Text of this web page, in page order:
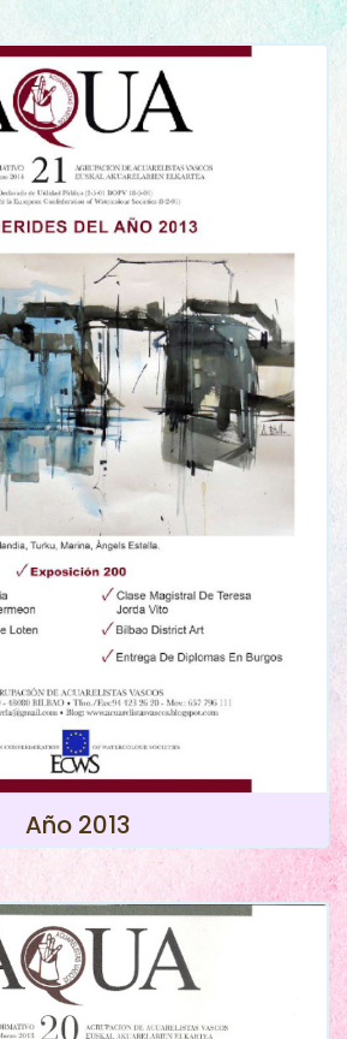
Año 2013